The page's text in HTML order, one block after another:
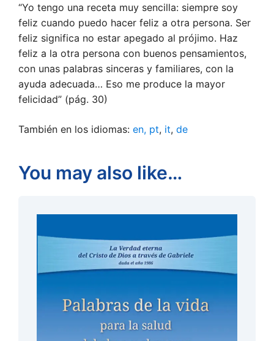
“Yo tengo una receta muy sencilla: siempre soy
feliz cuando puedo hacer feliz a otra persona. Ser
feliz significa no estar apegado al prójimo. Haz
feliz a la otra persona con buenos pensamientos,
con unas palabras sinceras y familiares, con la
ayuda adecuada… Eso me produce la mayor
felicidad” (pág. 30)
También en los idiomas: en, pt, it, de
You may also like…